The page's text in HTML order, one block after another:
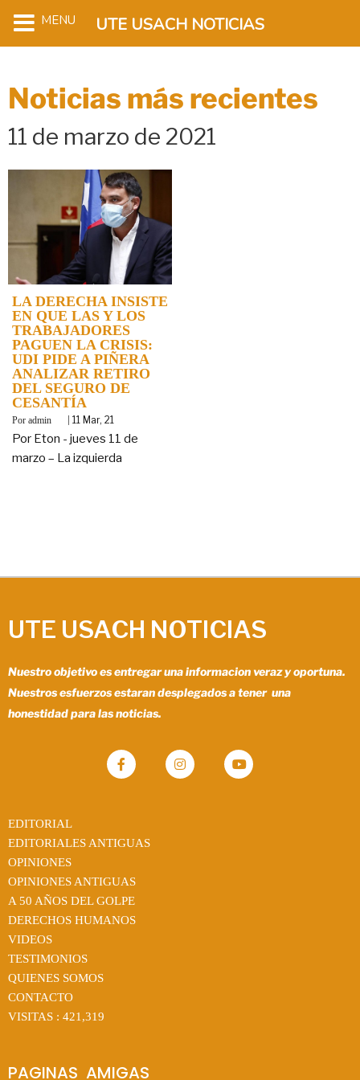
Noticias más recientes
11 de marzo de 2021
LA DERECHA INSISTE
EN QUE LAS Y LOS
TRABAJADORES
PAGUEN LA CRISIS:
UDI PIDE A PIÑERA
ANALIZAR RETIRO
DEL SEGURO DE
CESANTÍA
By admin 11 Mar, 21
Por Eton - jueves 11 de
marzo – La izquierda
UTE USACH NOTICIAS
Nuestro objetivo es entregar una informacion veraz y oportuna.
Nuestros esfuerzos estaran desplegados a tener una
honestidad para las noticias.
EDITORIAL
EDITORIALES ANTIGUAS
OPINIONES
OPINIONES ANTIGUAS
A 50 AÑOS DEL GOLPE
DERECHOS HUMANOS
VIDEOS
TESTIMONIOS
QUIENES SOMOS
CONTACTO
VISITAS : 421,319
PAGINAS  AMIGAS
MENU UTE USACH NOTICIAS